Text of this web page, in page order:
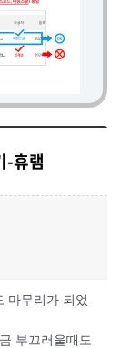
-휴램
마무리가 되었
부끄러울때도